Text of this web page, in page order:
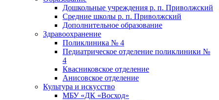
Дошкольные учреждения р. п. Приволжский
Средние школы р. п. Приволжский
Дополнительное образование
Здравоохранение
Поликлиника № 4
Педиатрическое отделение поликлиники №
4
Квасниковское отделение
Анисовское отделение
Культура и искусство
МБУ «ДК «Восход»